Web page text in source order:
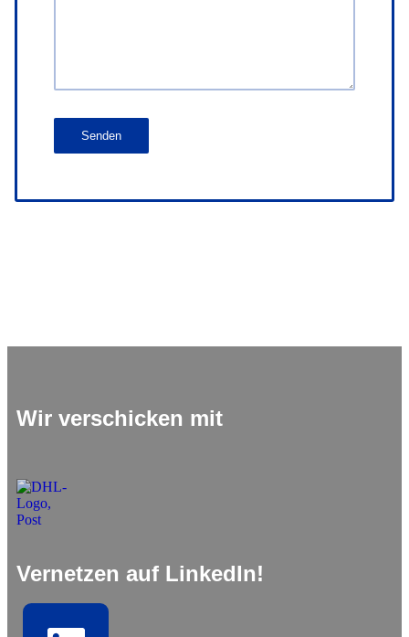
Wir verschicken mit
Vernetzen auf LinkedIn!